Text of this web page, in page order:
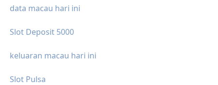
data macau hari ini
Slot Deposit 5000
keluaran macau hari ini
Slot Pulsa